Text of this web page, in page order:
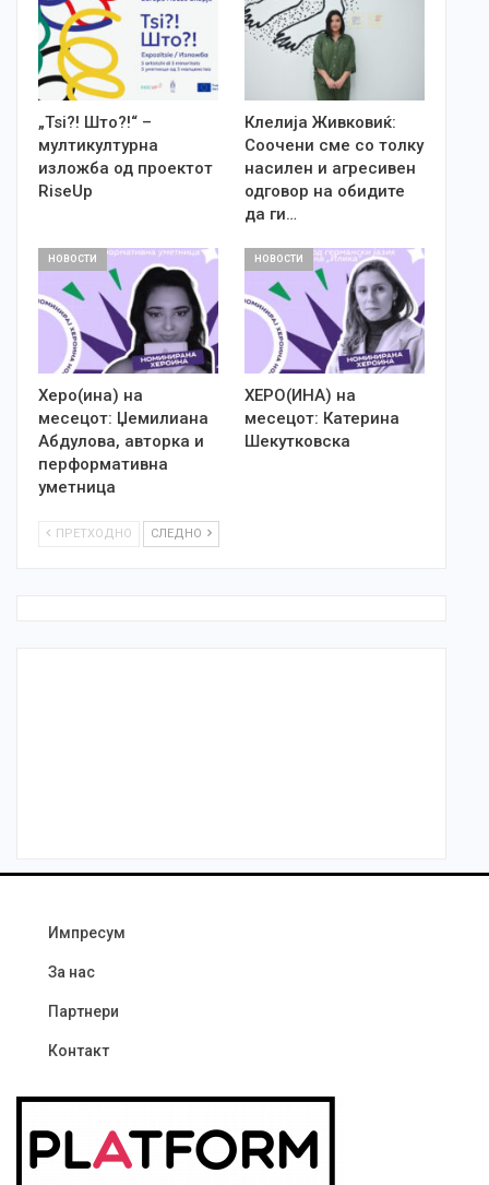
„Tsi?! Што?!“ –
мултикултурна
изложба од проектот
RiseUp
Клелија Живковиќ:
Соочени сме со толку
насилен и агресивен
одговор на обидите
да ги…
НОВОСТИ
Херо(ина) на
месецот: Џемилиана
Абдулова, авторка и
перформативна
уметница
НОВОСТИ
ХЕРО(ИНА) на
месецот: Катерина
Шекутковска
ПРЕТХОДНО СЛЕДНО
Импресум
За нас
Партнери
Контакт